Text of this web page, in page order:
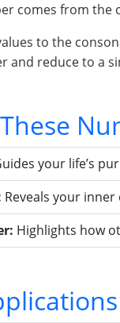
comes from
to the
and reduce to a
your life’s
Reveals your
Highlights how